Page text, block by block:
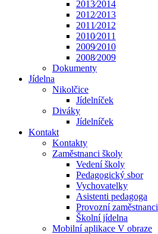
2013⁄2014
2012⁄2013
2011⁄2012
2010⁄2011
2009⁄2010
2008⁄2009
Dokumenty
Jídelna
Nikolčice
Jídelníček
Diváky
Jídelníček
Kontakt
Kontakty
Zaměstnanci školy
Vedení školy
Pedagogický sbor
Vychovatelky
Asistenti pedagoga
Provozní zaměstnanci
Školní jídelna
Mobilní aplikace V obraze